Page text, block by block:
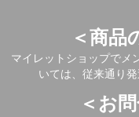
＜商品
マイレットショップでメ
いては、従来通り
＜お